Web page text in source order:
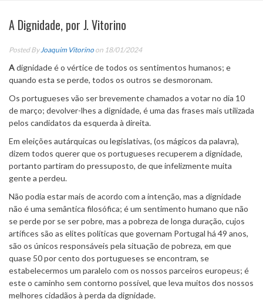
A Dignidade, por J. Vitorino
Posted By Joaquim Vitorino on 18/01/2024
Adignidade é o vértice de todos os sentimentos humanos; e
quando esta se perde, todos os outros se desmoronam.
Os portugueses vão ser brevemente chamados a votar no dia 10
de março; devolver-lhes a dignidade, é uma das frases mais utilizada
pelos candidatos da esquerda à direita.
Em eleições autárquicas ou legislativas, (os mágicos da palavra),
dizem todos querer que os portugueses recuperem a dignidade,
portanto partiram do pressuposto, de que infelizmente muita
gente a perdeu.
Não podia estar mais de acordo com a intenção, mas a dignidade
não é uma semântica filosófica; é um sentimento humano que não
se perde por se ser pobre, mas a pobreza de longa duração, cujos
artífices são as elites políticas que governam Portugal há 49 anos,
são os únicos responsáveis pela situação de pobreza, em que
quase 50 por cento dos portugueses se encontram, se
estabelecermos um paralelo com os nossos parceiros europeus; é
este o caminho sem contorno possível, que leva muitos dos nossos
melhores cidadãos à perda da dignidade.